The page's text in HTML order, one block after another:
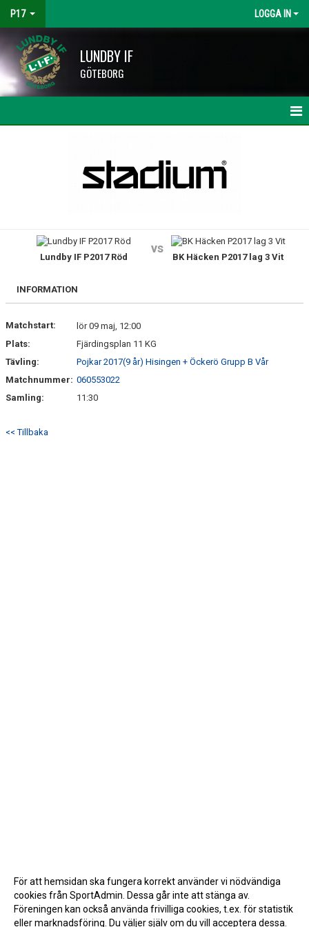
P17 LOGGA IN
LUNDBY IF
GÖTEBORG
TRUPPEN
BILDGALLERI
KONTAKT
Lundby IF P2017 Röd
vs
BK Häcken P2017 lag 3 Vit
INFORMATION
Matchstart:
lör 09 maj, 12:00
Plats:
Fjärdingsplan 11 KG
Tävling:
Pojkar 2017(9 år) Hisingen + Öckerö Grupp B Vår
Matchnummer: 060553022
Samling:
11:30
<< Tillbaka
För att hemsidan ska fungera korrekt använder vi nödvändiga
cookies från SportAdmin. Dessa går inte att stänga av.
Föreningen kan också använda frivilliga cookies, t.ex. för statistik
eller marknadsföring. Du väljer själv om du vill acceptera dessa.